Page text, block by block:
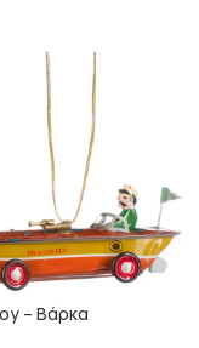
– Βάρκα